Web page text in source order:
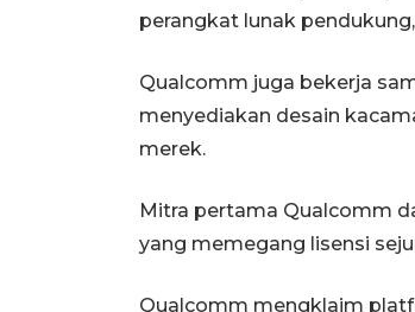
perangkat lunak
Qualcomm juga bekerja
menyediakan desain
merek.
Mitra pertama Qualcomm
yang memegang lisensi
Qualcomm mengklaim